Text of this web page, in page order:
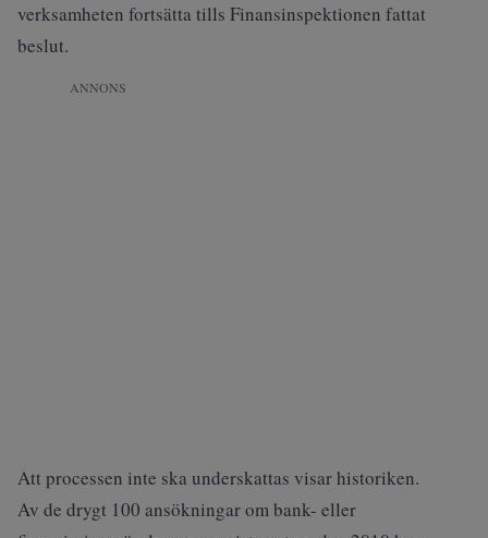
verksamheten fortsätta tills Finansinspektionen fattat
beslut.
ANNONS
Att processen inte ska underskattas visar historiken.
Av de drygt 100 ansökningar om bank- eller